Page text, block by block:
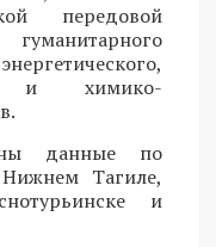
передовой
и химико-
данные по
Тагиле,
и